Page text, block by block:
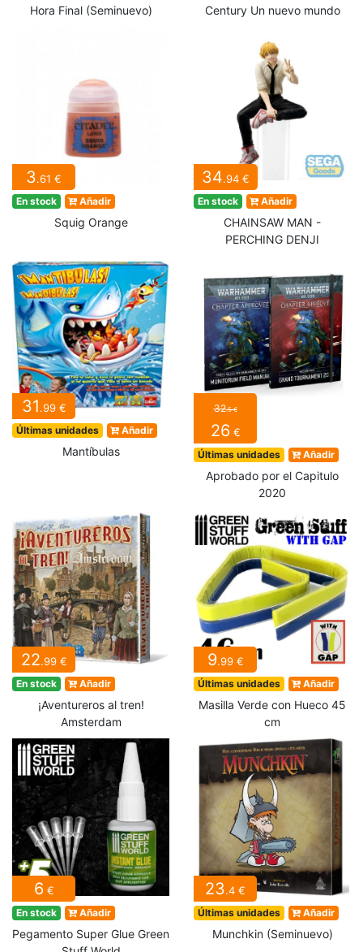
Hora Final (Seminuevo) Century Un nuevo mundo
3.61 €
En stock Añadir
Squig Orange
34.94 €
En stock Añadir
CHAINSAW MAN -
PERCHING DENJI
31.99 €
Últimas unidades Añadir
Mantíbulas
32.5 €
26€
Últimas unidades Añadir
Aprobado por el Capitulo
2020
22.99 €
En stock Añadir
¡Aventureros al tren!
Amsterdam
9.99 €
Últimas unidades Añadir
Masilla Verde con Hueco 45
cm
6€
En stock Añadir
Pegamento Super Glue Green
23.4 €
Últimas unidades Añadir
Munchkin (Seminuevo)